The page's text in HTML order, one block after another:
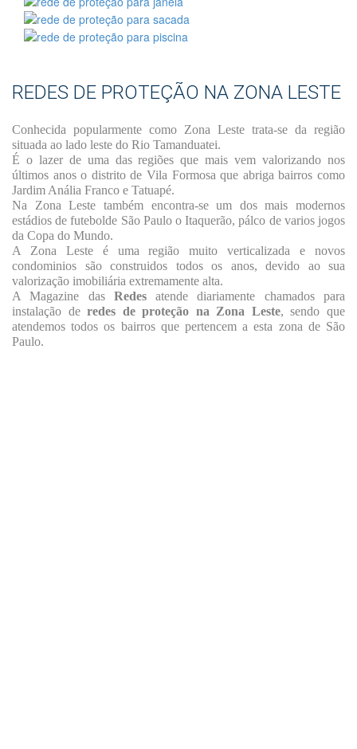
REDES DE PROTEÇÃO NA ZONA LESTE
Conhecida popularmente como Zona Leste trata-se da região
situada ao lado leste do Rio Tamanduatei.
É o lazer de uma das regiões que mais vem valorizando nos
últimos anos o distrito de Vila Formosa que abriga bairros como
Jardim Anália Franco e Tatuapé.
Na Zona Leste também encontra-se um dos mais modernos
estádios de futebolde São Paulo o Itaquerão, pálco de varios jogos
da Copa do Mundo.
A Zona Leste é uma região muito verticalizada e novos
condominios são construidos todos os anos, devido ao sua
valorização imobiliária extremamente alta.
A Magazine das Redesatende diariamente chamados para
instalação deredes de proteção na Zona Leste, sendo que
atendemos todos os bairros que pertencem a esta zona de São
Paulo.